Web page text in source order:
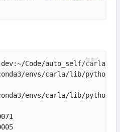
Code/auto_self/
envs/carla/lib/
envs/carla/lib/
复制